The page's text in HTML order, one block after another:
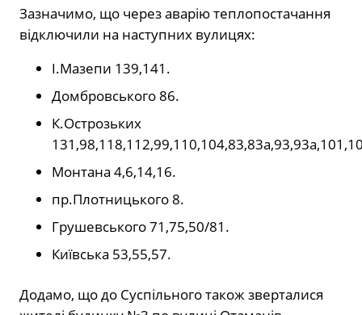
Зазначимо, що через аварію теплопостачання
відключили на наступних вулицях:
І.Мазепи 139,141.
Домбровського 86.
К.Острозьких
Монтана 4,6,14,16.
пр.Плотницького 8.
Грушевського 71,75,50/81.
Київська 53,55,57.
Додамо, що до Суспільного також зверталися